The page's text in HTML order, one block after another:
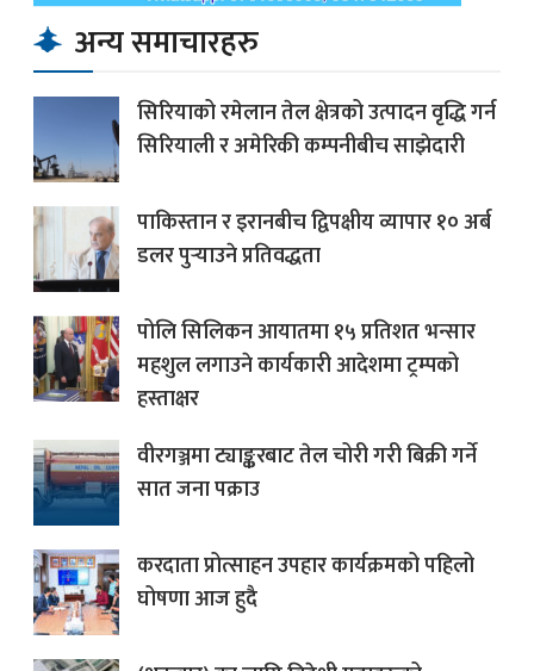
अन्य समाचारहरु
सिरियाको रमेलान तेल क्षेत्रको उत्पादन वृद्धि गर्न
सिरियाली र अमेरिकी कम्पनीबीच साझेदारी
पाकिस्तान र इरानबीच द्विपक्षीय व्यापार १० अर्ब
डलर पुर्‍याउने प्रतिवद्धता
पोलि सिलिकन आयातमा १५ प्रतिशत भन्सार
महशुल लगाउने कार्यकारी आदेशमा ट्रम्पको
हस्ताक्षर
वीरगञ्जमा ट्याङ्करबाट तेल चोरी गरी बिक्री गर्ने
सात जना पक्राउ
करदाता प्रोत्साहन उपहार कार्यक्रमको पहिलो
घोषणा आज हुदै